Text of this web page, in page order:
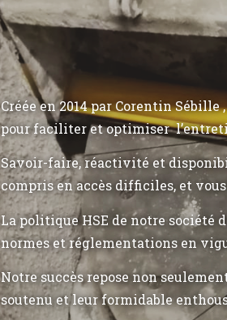
Créée en 2014 par Corentin
pour faciliter et optimiser
Savoir-faire, réactivité et
compris en accès difficiles, et
La politique HSE de notre société
normes et réglementations en
Notre succès repose non
soutenu et leur formidable